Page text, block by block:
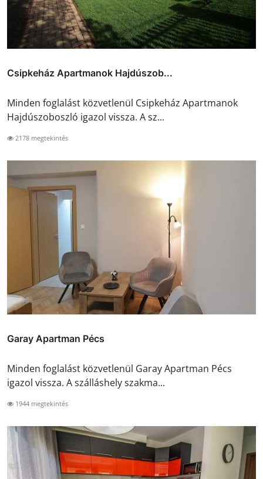
Csipkeház Apartmanok Hajdúszob...
Minden foglalást közvetlenül Csipkeház Apartmanok
Hajdúszoboszló igazol vissza. A sz...
2178 megtekintés
Garay Apartman Pécs
Minden foglalást közvetlenül Garay Apartman Pécs
igazol vissza. A szálláshely szakma...
1944 megtekintés